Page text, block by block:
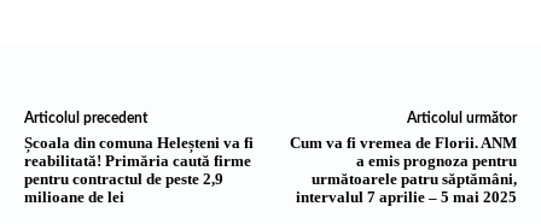
Articolul precedent
Școala din comuna Heleșteni va fi
reabilitată! Primăria caută firme
pentru contractul de peste 2,9
milioane de lei
Articolul următor
Cum va fi vremea de Florii. ANM
a emis prognoza pentru
următoarele patru săptămâni,
intervalul 7 aprilie – 5 mai 2025